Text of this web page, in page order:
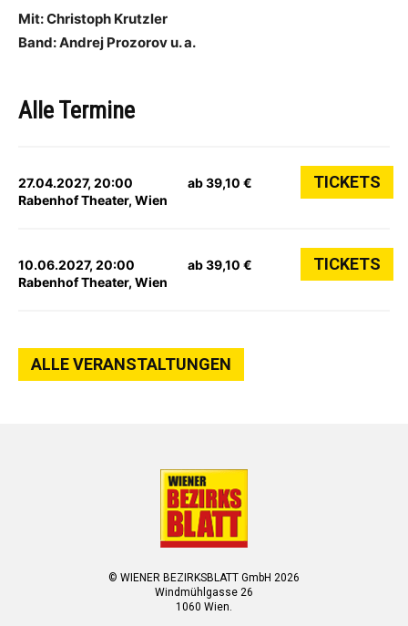
Mit: Christoph Krutzler
Band: Andrej Prozorov u. a.
Alle Termine
27.04.2027, 20:00
Rabenhof Theater, Wien
ab 39,10 € TICKETS
10.06.2027, 20:00
Rabenhof Theater, Wien
ab 39,10 € TICKETS
ALLE VERANSTALTUNGEN
© WIENER BEZIRKSBLATT GmbH 2026
Windmühlgasse 26
1060 Wien.